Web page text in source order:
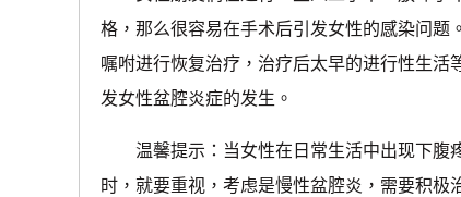
格，那么很容易在手术后引发女性的感染问
嘱咐进行恢复治疗，治疗后太早的进行性生活
发女性盆腔炎症的发生。
温馨提示：当女性在日常生活中出现下腹
时，就要重视，考虑是慢性盆腔炎，需要积极